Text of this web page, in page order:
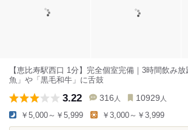
【恵比寿駅西口 1分】完全個室完備｜3時間飲み
魚」や「黒毛和牛」に舌鼓
3.22 316 人 10929 人
￥5,000～￥5,999 ￥3,000～￥3,999